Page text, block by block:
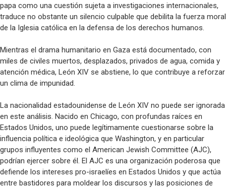
papa como una cuestión sujeta a investigaciones internacionales,
traduce no obstante un silencio culpable que debilita la fuerza moral
de la Iglesia católica en la defensa de los derechos humanos.
Mientras el drama humanitario en Gaza está documentado, con
miles de civiles muertos, desplazados, privados de agua, comida y
atención médica, León XIV se abstiene, lo que contribuye a reforzar
un clima de impunidad.
La nacionalidad estadounidense de León XIV no puede ser ignorada
en este análisis. Nacido en Chicago, con profundas raíces en
Estados Unidos, uno puede legítimamente cuestionarse sobre la
influencia política e ideológica que Washington, y en particular
grupos influyentes como el American Jewish Committee (AJC),
podrían ejercer sobre él. El AJC es una organización poderosa que
defiende los intereses pro-israelíes en Estados Unidos y que actúa
entre bastidores para moldear los discursos y las posiciones de